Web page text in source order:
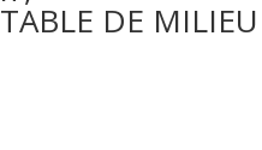
DE MILIEU